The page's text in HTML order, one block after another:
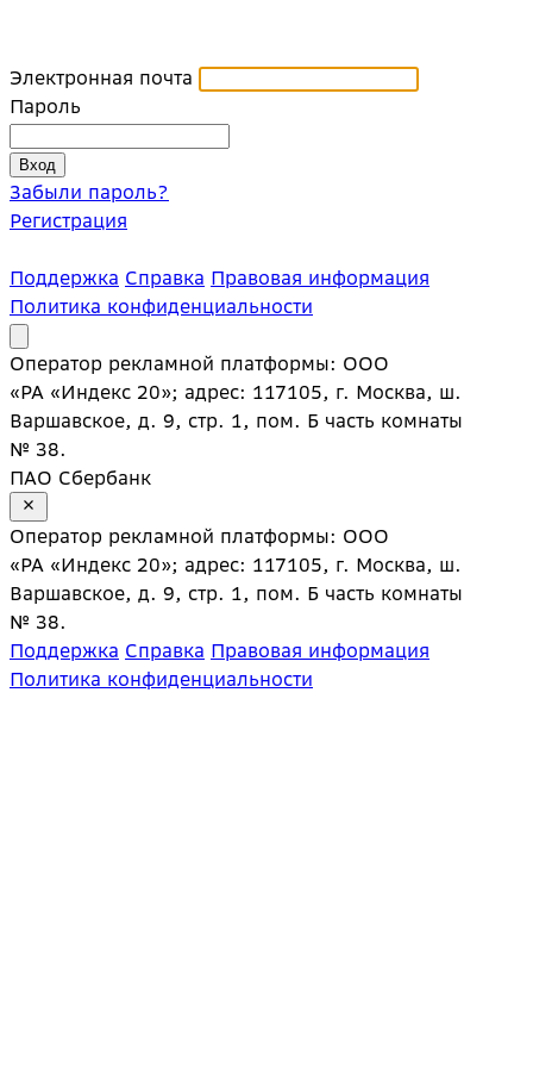
Электронная почта
Пароль
Забыли пароль?
Регистрация
Поддержка Справка Правовая информация
Политика конфиденциальности
Оператор рекламной платформы: ООО
«РА «Индекс 20»; адрес: 117105, г. Москва, ш.
Варшавское, д. 9, стр. 1, пом. Б часть комнаты
№ 38.
ПАО Сбербанк
Оператор рекламной платформы: ООО
«РА «Индекс 20»; адрес: 117105, г. Москва, ш.
Варшавское, д. 9, стр. 1, пом. Б часть комнаты
№ 38.
Поддержка Справка Правовая информация
Политика конфиденциальности